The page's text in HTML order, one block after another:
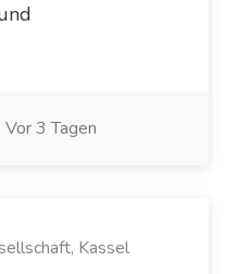
Vor 3 Tagen
Kassel